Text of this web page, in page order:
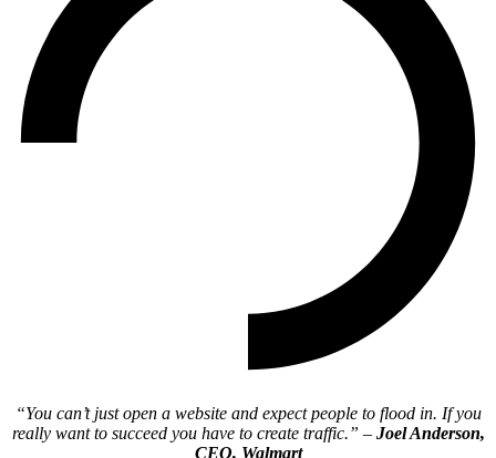
“You can’t just open a website and expect people to flood in. If you
really want to succeed you have to create traffic.” – Joel Anderson,
CEO, Walmart